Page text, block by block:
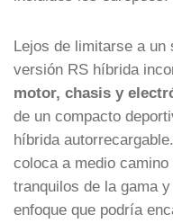
Lejos de limitarse a un
versión RS híbrida
motor, chasis y
de un compacto
híbrida
coloca a medio
tranquilos de la gama
enfoque que podría